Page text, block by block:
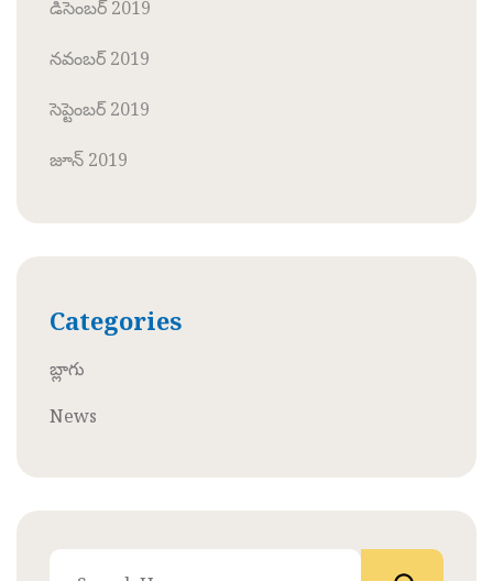
డిసెంబర్ 2019
నవంబర్ 2019
సెప్టెంబర్ 2019
జూన్ 2019
Categories
బ్లాగు
News